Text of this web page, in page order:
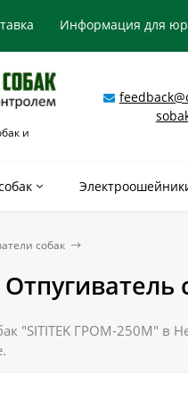
Информация для
и
собак
Отпугиватель
"SITITEK ГРОМ-250М"